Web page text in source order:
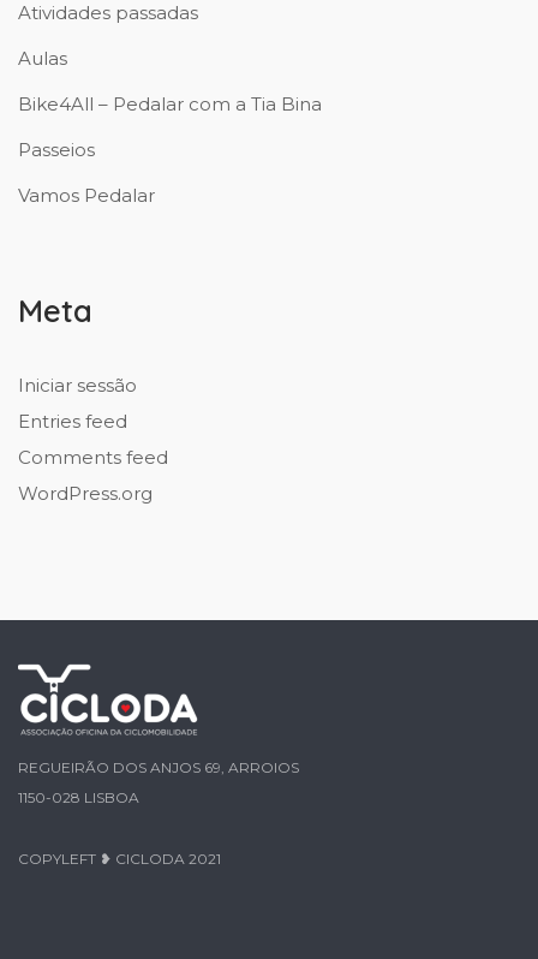
Atividades passadas
Aulas
Bike4All – Pedalar com a Tia Bina
Passeios
Vamos Pedalar
Meta
Iniciar sessão
Entries feed
Comments feed
WordPress.org
REGUEIRÃO DOS ANJOS 69, ARROIOS
1150-028 LISBOA
COPYLEFT ❥ CICLODA 2021